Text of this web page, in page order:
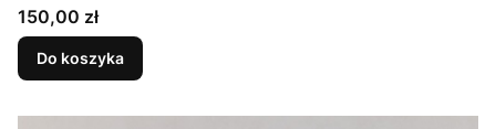
Cena
150,00 zł
Do koszyka